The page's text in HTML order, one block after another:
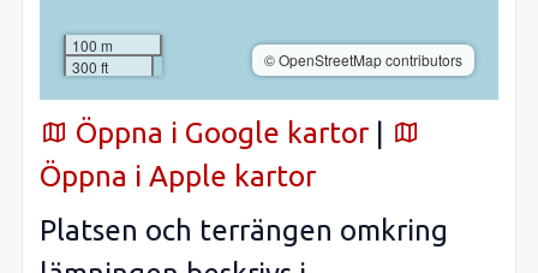
100 m
300 ft
© OpenStreetMap contributors
Öppna i Google kartor |
Öppna i Apple kartor
Platsen och terrängen omkring